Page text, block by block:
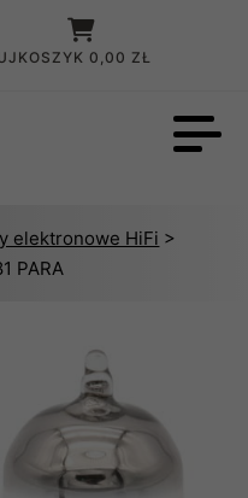
KOSZYK 0,00 ZŁ
elektronowe HiFi >
PARA